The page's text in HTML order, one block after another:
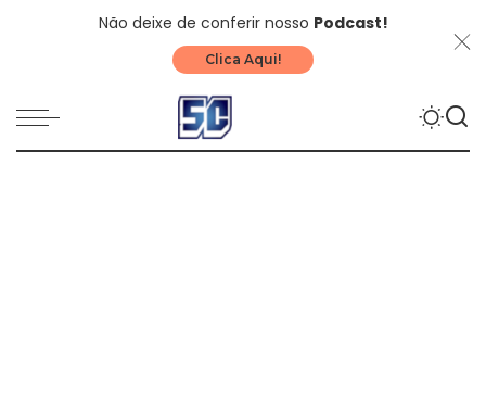
Não deixe de conferir nosso Podcast!
Clica Aqui!